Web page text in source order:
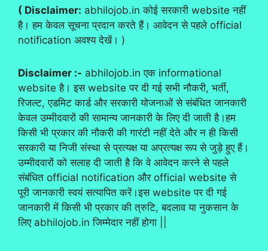
( Disclaimer: abhilojob.in कोई सरकारी website नहीं
है। हम केवल सूचना प्रदान करते हैं। आवेदन से पहले official
notification अवश्य देखें। )
Disclaimer :- abhilojob.in एक informational
website है। इस website पर दी गई सभी नौकरी, भर्ती,
रिजल्ट, एडमिट कार्ड और सरकारी योजनाओं से संबंधित जानकारी
केवल उम्मीदवारों की सामान्य जानकारी के लिए दी जाती है।हम
किसी भी प्रकार की नौकरी की गारंटी नहीं देते और न ही किसी
सरकारी या निजी संस्था से प्रत्यक्ष या अप्रत्यक्ष रूप से जुड़े हुए हैं।
उम्मीदवारों को सलाह दी जाती है कि वे आवेदन करने से पहले
संबंधित official notification और official website से
पूरी जानकारी स्वयं सत्यापित करें।इस website पर दी गई
जानकारी में किसी भी प्रकार की त्रुटि, बदलाव या नुकसान के
लिए abhilojob.in जिम्मेदार नहीं होगा ||